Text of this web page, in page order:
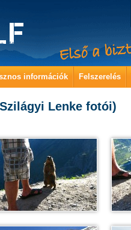
információk Felszerelés
Lenke fotói)